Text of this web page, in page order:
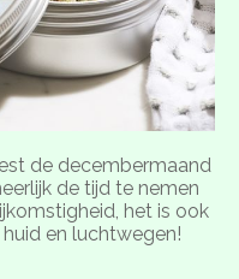
de decembermaand
de tijd te nemen
het is ook
en luchtwegen!